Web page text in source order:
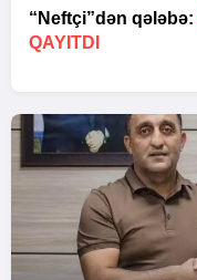
“Neftçi”dən qələbə:
QAYITDI